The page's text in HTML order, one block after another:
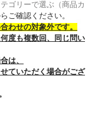
テゴリーで選ぶ（商品カ
らご確認ください。
わせの対象外です。
度も複数回、同じ問い
は、
ていただく場合がござ